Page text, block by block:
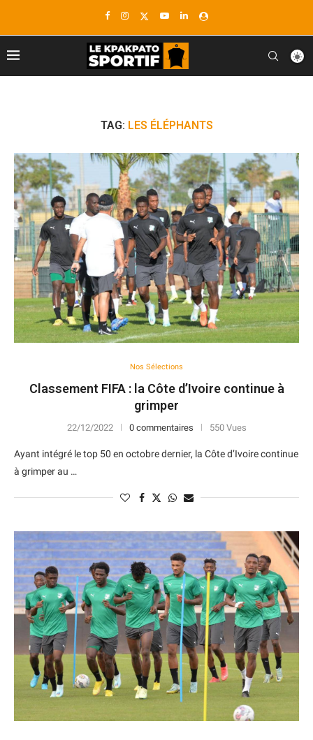
TAG: LES ÉLÉPHANTS
Nos Sélections
Classement FIFA : la Côte d’Ivoire continue à
grimper
22/12/2022 0 commentaires 550 Vues
Ayant intégré le top 50 en octobre dernier, la Côte d’Ivoire continue
à grimper au …